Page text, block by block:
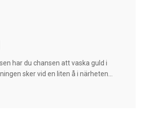
har du chansen att vaska guld i
sker vid en liten å i närheten...